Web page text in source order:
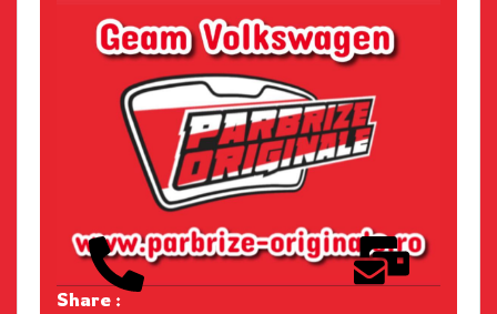
Share :